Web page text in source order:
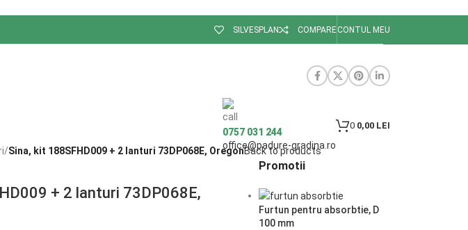
SILVESPLAN COMPARECONTUL MEU
0757 031 244
office@padure-gradina.ro
0 0,00 LEI
/Sina, kit 188SFHD009 + 2 lanturi 73DP068E, OregonBack to products
+ 2 lanturi 73DP068E,
Promotii
Furtun pentru absorbtie, D
100 mm